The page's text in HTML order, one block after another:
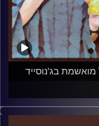
מואשמת בג'נוסייד
עם פרופסור בועז בן-